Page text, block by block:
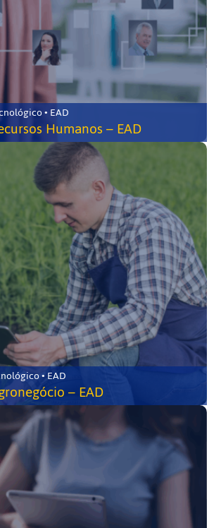
• EAD
Humanos – EAD
Bambuí-MG • Tecnológico • EAD
– EAD